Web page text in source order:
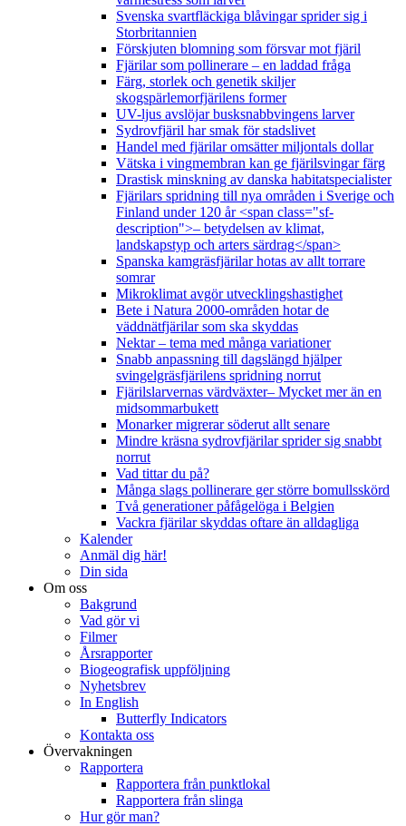
Svenska svartfläckiga blåvingar sprider sig i
Storbritannien
Förskjuten blomning som försvar mot fjäril
Fjärilar som pollinerare – en laddad fråga
Färg, storlek och genetik skiljer
skogspärlemorfjärilens former
UV-ljus avslöjar busksnabbvingens larver
Sydrovfjäril har smak för stadslivet
Handel med fjärilar omsätter miljontals dollar
Vätska i vingmembran kan ge fjärilsvingar färg
Drastisk minskning av danska habitatspecialister
Fjärilars spridning till nya områden i Sverige och
Finland under 120 år <span class="sf-
description">– betydelsen av klimat,
landskapstyp och arters särdrag</span>
Spanska kamgräsfjärilar hotas av allt torrare
somrar
Mikroklimat avgör utvecklingshastighet
Bete i Natura 2000-områden hotar de
väddnätfjärilar som ska skyddas
Nektar – tema med många variationer
Snabb anpassning till dagslängd hjälper
svingelgräsfjärilens spridning norrut
Fjärilslarvernas värdväxter– Mycket mer än en
midsommarbukett
Monarker migrerar söderut allt senare
Mindre kräsna sydrovfjärilar sprider sig snabbt
norrut
Vad tittar du på?
Många slags pollinerare ger större bomullsskörd
Två generationer påfågelöga i Belgien
Vackra fjärilar skyddas oftare än alldagliga
Kalender
Anmäl dig här!
Din sida
Om oss
Bakgrund
Vad gör vi
Filmer
Årsrapporter
Biogeografisk uppföljning
Nyhetsbrev
In English
Butterfly Indicators
Kontakta oss
Övervakningen
Rapportera
Rapportera från punktlokal
Rapportera från slinga
Hur gör man?